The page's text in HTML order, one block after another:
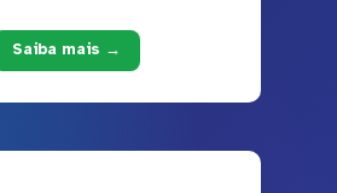
Saiba mais →